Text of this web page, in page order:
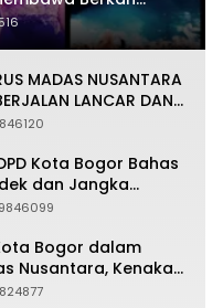
MADAS NUSANTARA
LANCAR DAN
Kota Bogor Bahas
dan Jangka
9846099
Bogor dalam
Nusantara, Kenakan
Simbol